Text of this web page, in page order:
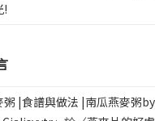
!
粥 |食譜與做法 |南瓜燕麥粥